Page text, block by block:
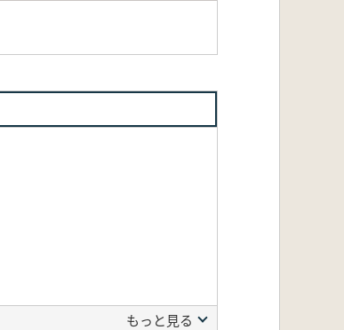
もっと見る